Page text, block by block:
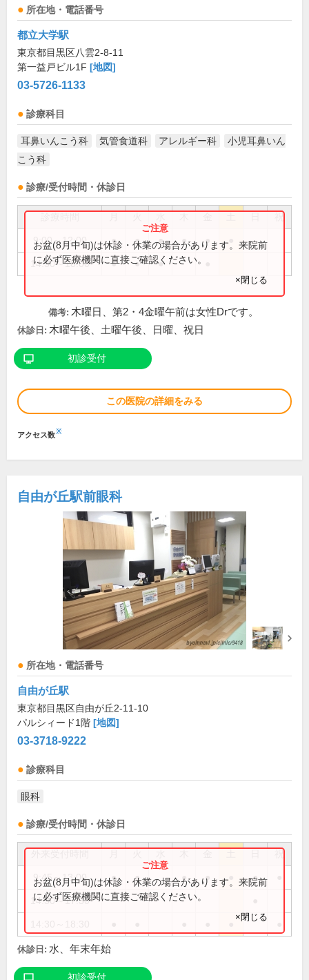
所在地・電話番号
都立大学駅
東京都目黒区八雲2-8-11
第一益戸ビル1F [地図]
03-5726-1133
診療科目
耳鼻いんこう科 気管食道科 アレルギー科
小児耳鼻いん
こう科
診療/受付時間・休診日
祝
9:00～12:00 ● ● ● ● ●
14:30～18:00 ● ● ●
お盆(8月中旬)は休診・休業の場合があります。来院前
に必ず医療機関に直接ご確認ください。
×閉じる
備考: 木曜日、第2・4金曜午前は女性Drです。
休診日: 木曜午後、土曜午後、日曜、祝日
初診受付
この医院の詳細をみる
アクセス数※
自由が丘駅前眼科
所在地・電話番号
自由が丘駅
東京都目黒区自由が丘2-11-10
パルシィード1階 [地図]
03-3718-9222
診療科目
眼科
診療/受付時間・休診日
祝
9:45～13:00 ● ● ● ● ●
14:30～17:30
お盆(8月中旬)は休診・休業の場合があります。来院前
に必ず医療機関に直接ご確認ください。
×閉じる
休診日: 水、年末年始
初診受付